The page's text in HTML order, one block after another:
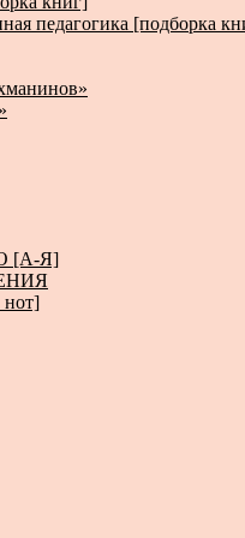
педагогика [подборка
[А-Я]
нот]